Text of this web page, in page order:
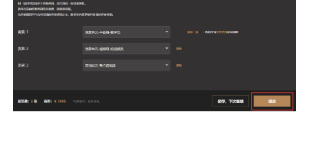
第九步：等待项目审核，实时查收项目状态
项目提交之后，我们会在1-2个工作日内进行审